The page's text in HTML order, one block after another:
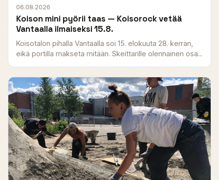
06.08.2026
Koison mini pyörii taas — Koisorock vetää
Vantaalla ilmaiseksi 15.8.
Koisotalon pihalla Vantaalla soi 15. elokuuta 28. kerran,
eikä portilla makseta mitään. Skeittarille olennainen osa...